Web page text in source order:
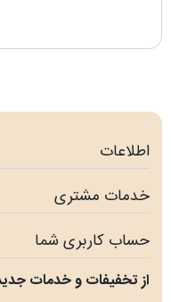
اطلاعات
خدمات مشتری
حساب کاربری شما
از تخفیفات و خدمات